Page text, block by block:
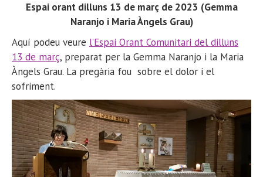
Espai orant dilluns 13 de març de 2023 (Gemma
Naranjo i Maria Àngels Grau)
Aquí podeu veure l’Espai Orant Comunitari del dilluns
13 de març, preparat per la Gemma Naranjo i la Maria
Àngels Grau. La pregària fou sobre el dolor i el
sofriment.